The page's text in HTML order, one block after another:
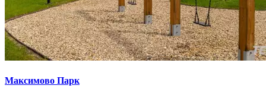
Максимово Парк